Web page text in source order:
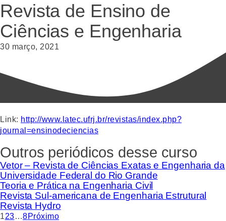
Revista de Ensino de
Ciências e Engenharia
30 março, 2021
Link: http://www.latec.ufrj.br/revistas/index.php?
journal=ensinodeciencias
Outros periódicos desse curso
Vetor – Revista de Ciências Exatas e Engenharia da
Universidade Federal do Rio Grande
Teoria e Prática na Engenharia Civil
Revista Sul-americana de Engenharia Estrutural
Revista Hydro
123…8Próximo